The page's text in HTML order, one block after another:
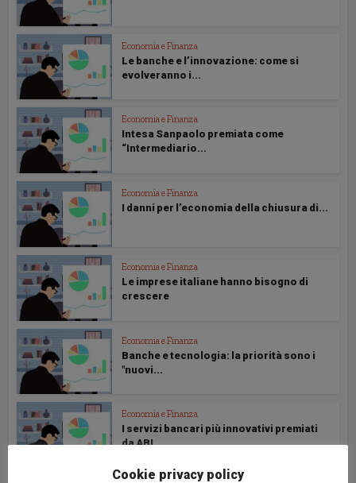
Economia e Finanza
Le banche e l’innovazione: come si
evolveranno i...
Economia e Finanza
Intesa Sanpaolo premiata come
“Intermediario...
Economia e Finanza
I danni per l’economia della chiusura di...
Economia e Finanza
Le imprese italiane hanno bisogno di
crescere
Economia e Finanza
Banche e tecnologia: la priorità sono i
"nuovi...
Economia e Finanza
I servizi bancari più innovativi premiati
da ABI...
Cookie privacy policy